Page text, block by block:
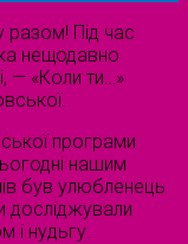
разом! Під час
нещодавно
— «Коли ти…»
програми
нашим
був улюбленець
досліджували
і нудьгу.